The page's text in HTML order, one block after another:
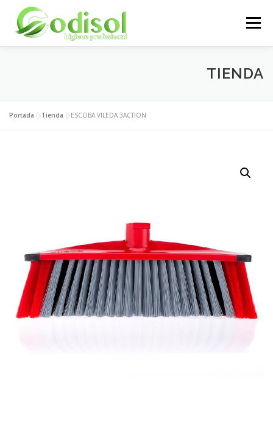
contenido
Menú
ÁREA CLIENTES CONTACTO
TIENDA
Portada »Tienda »ESCOBA VILEDA 3ACTION